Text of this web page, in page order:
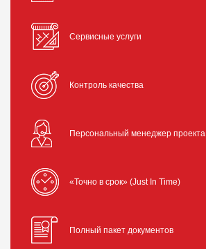
Сервисные услуги
Контроль качества
Персональный менеджер проекта
«Точно в срок» (Just In Time)
Полный пакет документов